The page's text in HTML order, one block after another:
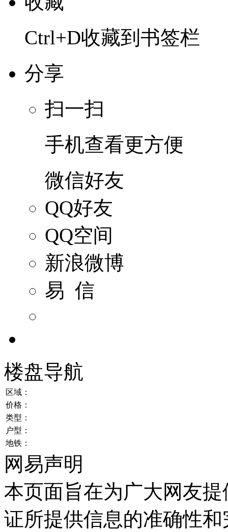
Ctrl+D收藏到书签栏
分享
扫一扫
手机查看更方便
微信好友
QQ好友
QQ空间
新浪微博
易 信
楼盘导航
区域：
价格：
类型：
户型：
地铁：
网易声明
本页面旨在为广大网友
证所提供信息的准确性